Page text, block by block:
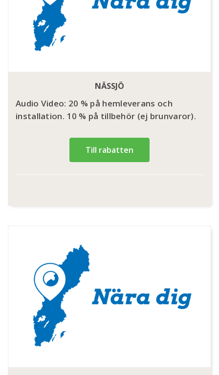
NÄSSJÖ
Audio Video: 20 % på hemleverans och
installation. 10 % på tillbehör (ej brunvaror).
Till rabatten